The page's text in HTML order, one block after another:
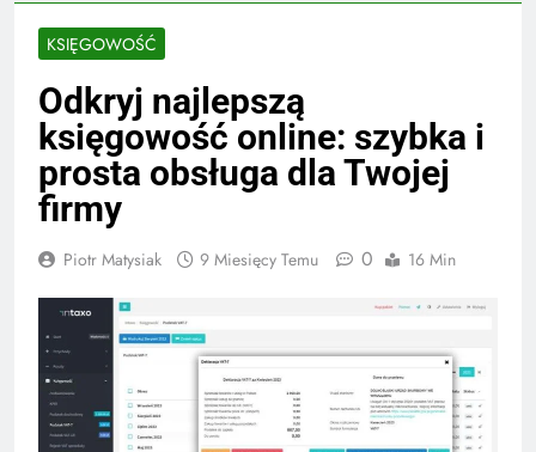
KSIĘGOWOŚĆ
Odkryj najlepszą
księgowość online: szybka i
prosta obsługa dla Twojej
firmy
Piotr Matysiak 9 Miesięcy Temu 0 16 Min